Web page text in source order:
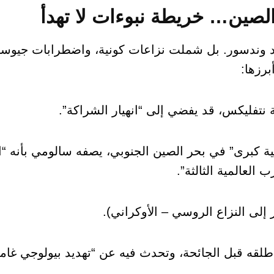
خريطة نبوءات لا تهدأ
بل شملت نزاعات كونية، واضطرابات
قد يفضي إلى “انهيار الشراكة”.
كبرى” في بحر الصين الجنوبي، يصفه سالومي بأنه
الثالثة”.
إلى النزاع الروسي – الأوكراني).
قبل الجائحة، وتحدث فيه عن “تهديد بيولوجي